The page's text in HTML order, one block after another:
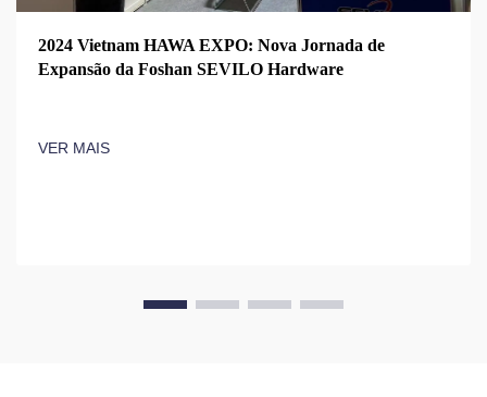
2024 Vietnam HAWA EXPO: Nova Jornada de
Expansão da Foshan SEVILO Hardware
VER MAIS